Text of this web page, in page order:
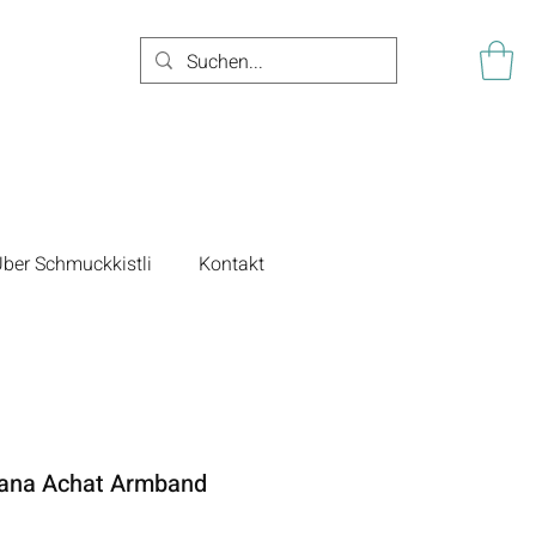
Schmuckkistli Kontakt
Achat Armband